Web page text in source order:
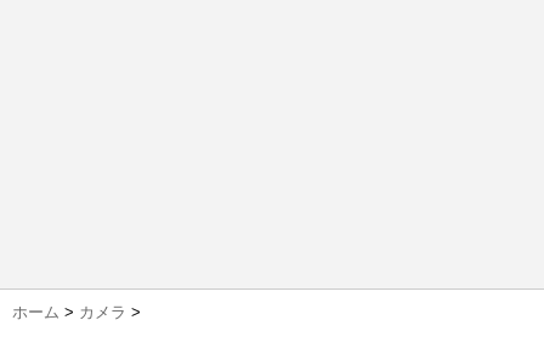
ホーム > カメラ >